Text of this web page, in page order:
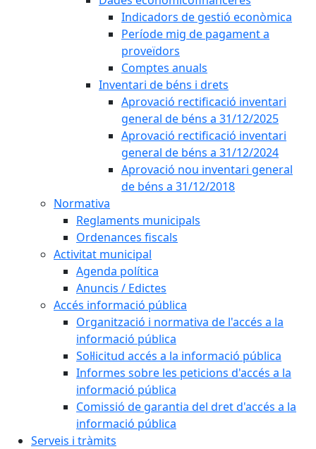
Indicadors de gestió econòmica
Període mig de pagament a
proveïdors
Comptes anuals
Inventari de béns i drets
Aprovació rectificació inventari
general de béns a 31/12/2025
Aprovació rectificació inventari
general de béns a 31/12/2024
Aprovació nou inventari general
de béns a 31/12/2018
Normativa
Reglaments municipals
Ordenances fiscals
Activitat municipal
Agenda política
Anuncis / Edictes
Accés informació pública
Organització i normativa de l'accés a la
informació pública
Sol·licitud accés a la informació pública
Informes sobre les peticions d'accés a la
informació pública
Comissió de garantia del dret d'accés a la
informació pública
Serveis i tràmits